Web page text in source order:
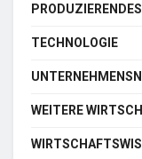
TECHNOLOGIE
WEITERE